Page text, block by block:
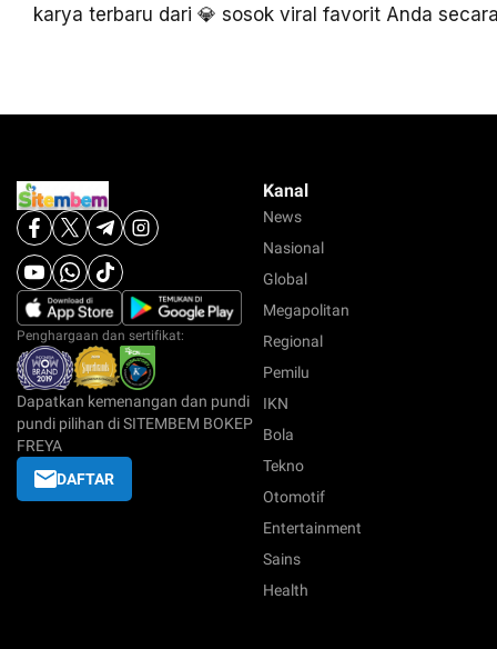
karya terbaru dari 💎 sosok viral favorit Anda
Penghargaan dan sertifikat:
Dapatkan kemenangan dan pundi
pundi pilihan di SITEMBEM BOKEP
FREYA
DAFTAR
Kanal
News
Nasional
Global
Megapolitan
Regional
Pemilu
IKN
Bola
Tekno
Otomotif
Entertainment
Sains
Health